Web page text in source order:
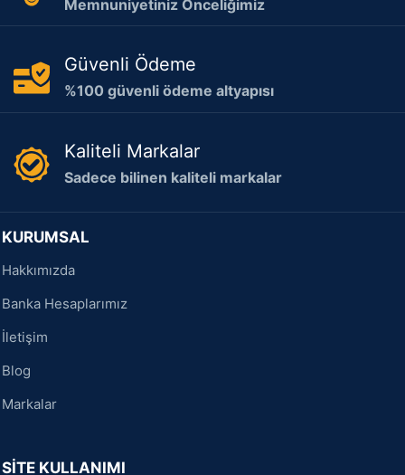
Memnuniyetiniz Önceliğimiz
Güvenli Ödeme
%100 güvenli ödeme altyapısı
Kaliteli Markalar
Sadece bilinen kaliteli markalar
KURUMSAL
Hakkımızda
Banka Hesaplarımız
İletişim
Blog
Markalar
SİTE KULLANIMI